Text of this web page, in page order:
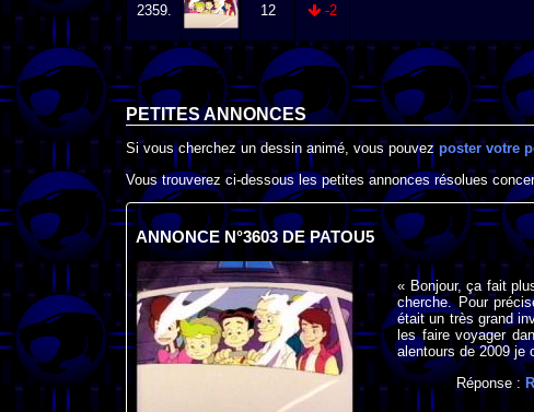
2359. 12 -2
PETITES ANNONCES
Si vous cherchez un dessin animé, vous pouvez poster votre
Vous trouverez ci-dessous les petites annonces résolues
ANNONCE N°3603 DE PATOU5
« Bonjour, ça fait
cherche. Pour
était un très grand
les faire voyager
alentours de 2009 je
Réponse :